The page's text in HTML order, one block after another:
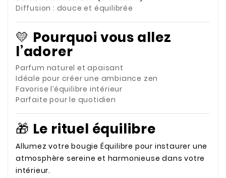
Diffusion : douce et équilibrée
💛 Pourquoi vous allez
l’adorer
Parfum naturel et apaisant
Idéale pour créer une ambiance zen
Favorise l’équilibre intérieur
Parfaite pour le quotidien
🎁 Le rituel équilibre
Allumez votre bougie Équilibre pour instaurer une
atmosphère sereine et harmonieuse dans votre
intérieur.